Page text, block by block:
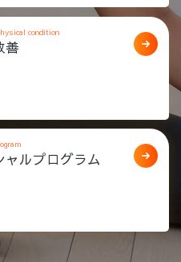
condition
善
ャルプログラム